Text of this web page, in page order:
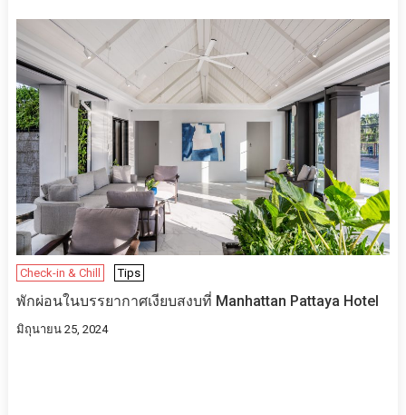
Check-in & Chill Tips
พักผ่อนในบรรยากาศเงียบสงบที่ Manhattan Pattaya Hotel
มิถุนายน 25, 2024